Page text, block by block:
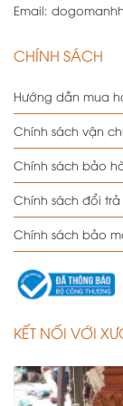
Email:
CHÍNH SÁCH
Hướng dẫn mua
Chính sách vận
Chính sách bảo
Chính sách đổi
Chính sách bảo
KẾT NỐI VỚI